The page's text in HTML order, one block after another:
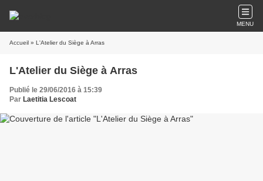
MENU
Accueil » L'Atelier du Siège à Arras
L'Atelier du Siège à Arras
Publié le 29/06/2016 à 15:39
Par Laetitia Lescoat